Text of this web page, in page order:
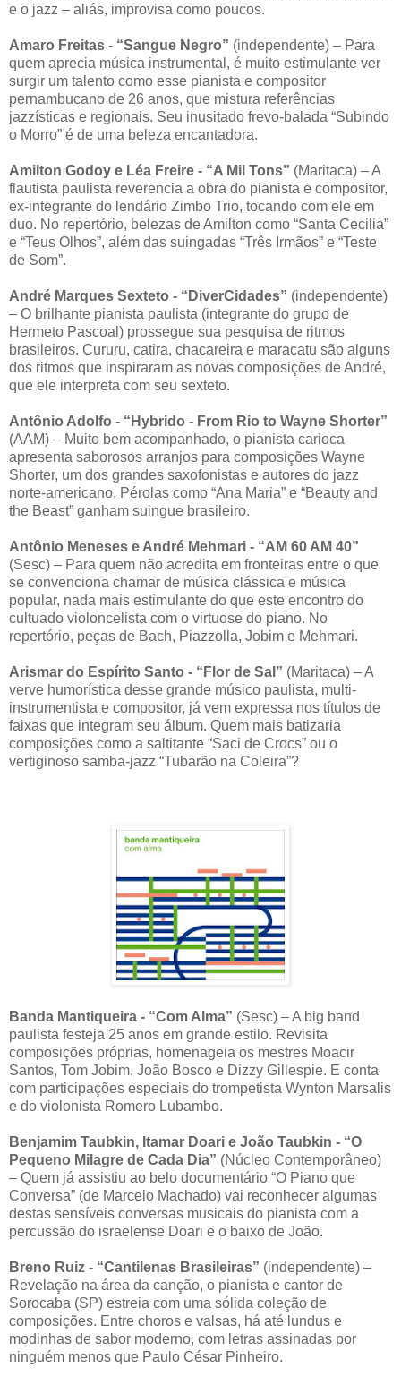
e o jazz – aliás, improvisa como poucos.
Amaro Freitas - “Sangue Negro” (independente) – Para
quem aprecia música instrumental, é muito estimulante ver
surgir um talento como esse pianista e compositor
pernambucano de 26 anos, que mistura referências
jazzísticas e regionais. Seu inusitado frevo-balada “Subindo
o Morro” é de uma beleza encantadora.
Amilton Godoy e Léa Freire - “A Mil Tons” (Maritaca) – A
flautista paulista reverencia a obra do pianista e compositor,
ex-integrante do lendário Zimbo Trio, tocando com ele em
duo. No repertório, belezas de Amilton como “Santa Cecilia”
e “Teus Olhos”, além das suingadas “Três Irmãos” e “Teste
de Som”.
André Marques Sexteto - “DiverCidades” (independente)
– O brilhante pianista paulista (integrante do grupo de
Hermeto Pascoal) prossegue sua pesquisa de ritmos
brasileiros. Cururu, catira, chacareira e maracatu são alguns
dos ritmos que inspiraram as novas composições de André,
que ele interpreta com seu sexteto.
Antônio Adolfo - “Hybrido - From Rio to Wayne Shorter”
(AAM) – Muito bem acompanhado, o pianista carioca
apresenta saborosos arranjos para composições Wayne
Shorter, um dos grandes saxofonistas e autores do jazz
norte-americano. Pérolas como “Ana Maria” e “Beauty and
the Beast” ganham suingue brasileiro.
Antônio Meneses e André Mehmari - “AM 60 AM 40”
(Sesc) – Para quem não acredita em fronteiras entre o que
se convenciona chamar de música clássica e música
popular, nada mais estimulante do que este encontro do
cultuado violoncelista com o virtuose do piano. No
repertório, peças de Bach, Piazzolla, Jobim e Mehmari.
Arismar do Espírito Santo - “Flor de Sal” (Maritaca) – A
verve humorística desse grande músico paulista, multi-
instrumentista e compositor, já vem expressa nos títulos de
faixas que integram seu álbum. Quem mais batizaria
composições como a saltitante “Saci de Crocs” ou o
vertiginoso samba-jazz “Tubarão na Coleira”?
Banda Mantiqueira - “Com Alma” (Sesc) – A big band
paulista festeja 25 anos em grande estilo. Revisita
composições próprias, homenageia os mestres Moacir
Santos, Tom Jobim, João Bosco e Dizzy Gillespie. E conta
com participações especiais do trompetista Wynton Marsalis
e do violonista Romero Lubambo.
Benjamim Taubkin, Itamar Doari e João Taubkin - “O
Pequeno Milagre de Cada Dia” (Núcleo Contemporâneo)
– Quem já assistiu ao belo documentário “O Piano que
Conversa” (de Marcelo Machado) vai reconhecer algumas
destas sensíveis conversas musicais do pianista com a
percussão do israelense Doari e o baixo de João.
Breno Ruiz - “Cantilenas Brasileiras” (independente) –
Revelação na área da canção, o pianista e cantor de
Sorocaba (SP) estreia com uma sólida coleção de
composições. Entre choros e valsas, há até lundus e
modinhas de sabor moderno, com letras assinadas por
ninguém menos que Paulo César Pinheiro.